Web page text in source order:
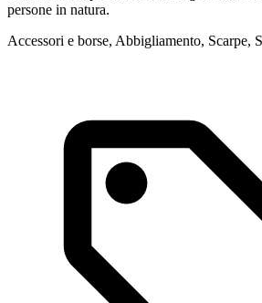
persone in natura.
Accessori e borse, Abbigliamento, Scarpe,